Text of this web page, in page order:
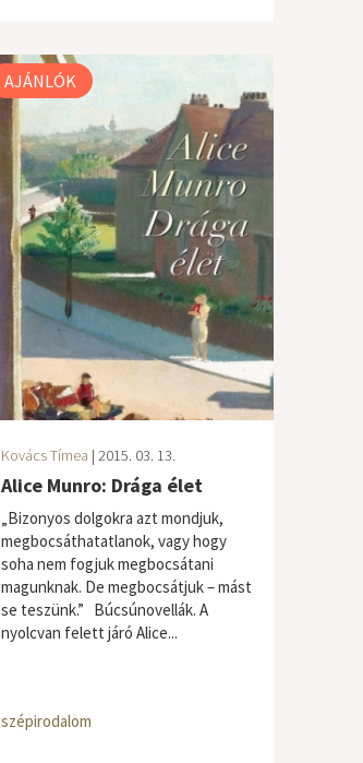
AJÁNLÓK
Kovács Tímea | 2015. 03. 13.
Alice Munro: Drága élet
„Bizonyos dolgokra azt mondjuk,
megbocsáthatatlanok, vagy hogy
soha nem fogjuk megbocsátani
magunknak. De megbocsátjuk – mást
se teszünk.” Búcsúnovellák. A
nyolcvan felett járó Alice...
szépirodalom